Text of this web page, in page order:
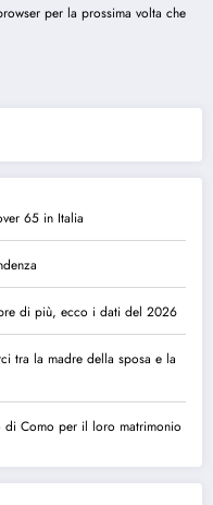
per la prossima volta che
65 in Italia
di più, ecco i dati del 2026
tra la madre della sposa e la
di Como per il loro matrimonio